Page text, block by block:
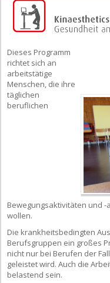
Dieses Programm
richtet sich an
arbeitstätige
Menschen, die ihre
täglichen
beruflichen
Bewegungsaktivitäten und
wollen.
Die krankheitsbedingten
Berufsgruppen ein großes
nicht nur bei Berufen der
geleistet wird. Auch die
belastend sein.